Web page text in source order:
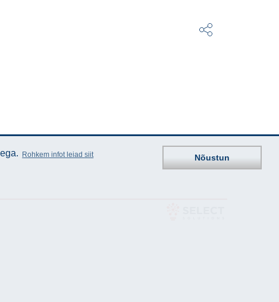
Rohkem infot leiad siit Nõustun